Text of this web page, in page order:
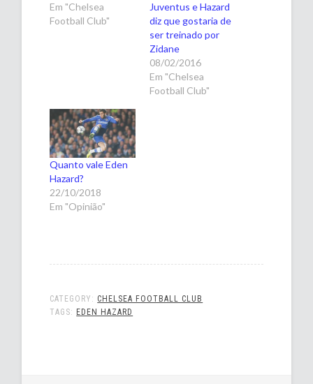
Em "Chelsea
Football Club"
Juventus e Hazard
diz que gostaria de
ser treinado por
Zidane
08/02/2016
Em "Chelsea
Football Club"
Quanto vale Eden
Hazard?
22/10/2018
Em "Opinião"
CATEGORY: CHELSEA FOOTBALL CLUB
TAGS: EDEN HAZARD